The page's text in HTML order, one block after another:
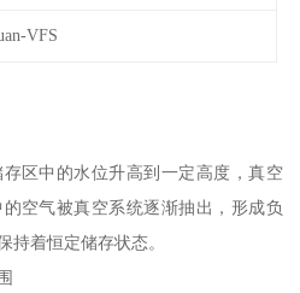
VFS
区中的水位升高到一定高度，真空
空气被真空系统逐渐抽出，形成负
持着恒定储存状态。